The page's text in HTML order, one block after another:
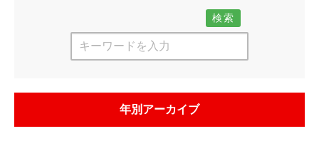
検索
年別アーカイブ